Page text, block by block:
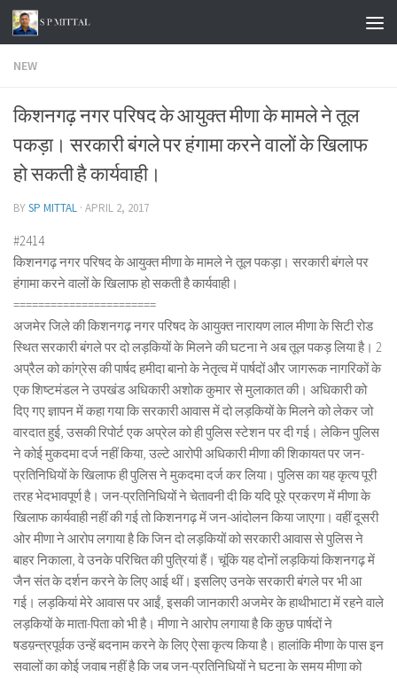
Skip to content
NEW
किशनगढ़ नगर परिषद के आयुक्त मीणा के मामले ने तूल
पकड़ा। सरकारी बंगले पर हंगामा करने वालों के खिलाफ
हो सकती है कार्यवाही।
BYSP MITTAL · APRIL 2, 2017
#2414
किशनगढ़ नगर परिषद के आयुक्त मीणा के मामले ने तूल पकड़ा। सरकारी बंगले पर
हंगामा करने वालों के खिलाफ हो सकती है कार्यवाही।
=======================
अजमेर जिले की किशनगढ़ नगर परिषद के आयुक्त नारायण लाल मीणा के सिटी रोड
स्थित सरकारी बंगले पर दो लड़कियों के मिलने की घटना ने अब तूल पकड़ लिया है। 2
अप्रैल को कांग्रेस की पार्षद हमीदा बानो के नेतृत्व में पार्षदों और जागरूक नागरिकों के
एक शिष्टमंडल ने उपखंड अधिकारी अशोक कुमार से मुलाकात की। अधिकारी को
दिए गए ज्ञापन में कहा गया कि सरकारी आवास में दो लड़कियों के मिलने को लेकर जो
वारदात हुई, उसकी रिपोर्ट एक अप्रेल को ही पुलिस स्टेशन पर दी गई। लेकिन पुलिस
ने कोई मुकदमा दर्ज नहीं किया, उल्टे आरोपी अधिकारी मीणा की शिकायत पर जन-
प्रतिनिधियों के खिलाफ ही पुलिस ने मुकदमा दर्ज कर लिया। पुलिस का यह कृत्य पूरी
तरह भेदभावपूर्ण है। जन-प्रतिनिधियों ने चेतावनी दी कि यदि पूरे प्रकरण में मीणा के
खिलाफ कार्यवाही नहीं की गई तो किशनगढ़ में जन-आंदोलन किया जाएगा। वहीं दूसरी
ओर मीणा ने आरोप लगाया है कि जिन दो लड़कियों को सरकारी आवास से पुलिस ने
बाहर निकाला, वे उनके परिचित की पुत्रियां हैं। चूंकि यह दोनों लड़कियां किशनगढ़ में
जैन संत के दर्शन करने के लिए आई थीं। इसलिए उनके सरकारी बंगले पर भी आ
गई। लड़कियां मेरे आवास पर आईं, इसकी जानकारी अजमेर के हाथीभाटा में रहने वाले
लड़कियों के माता-पिता को भी है। मीणा ने आरोप लगाया है कि कुछ पार्षदों ने
षडय़न्त्रपूर्वक उन्हें बदनाम करने के लिए ऐसा कृत्य किया है। हालांकि मीणा के पास इन
सवालों का कोई जवाब नहीं है कि जब जन-प्रतिनिधियों ने घटना के समय मीणा को